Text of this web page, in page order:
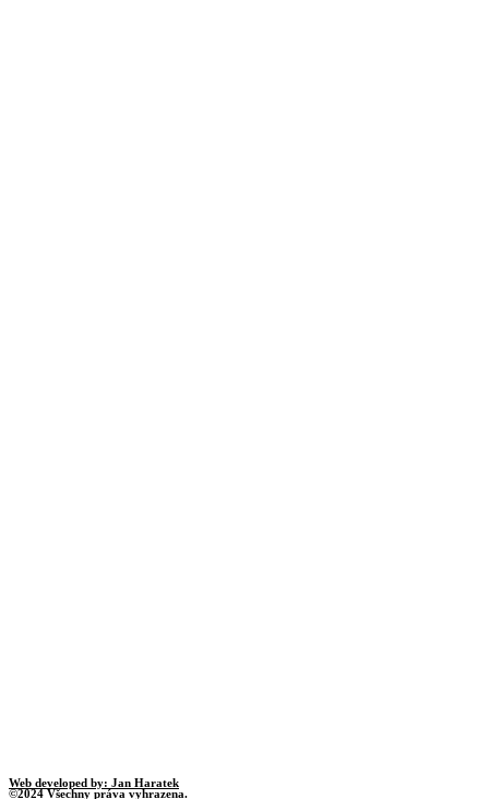
Web developed by: Jan Haratek
©2024 Všechny práva vyhrazena.